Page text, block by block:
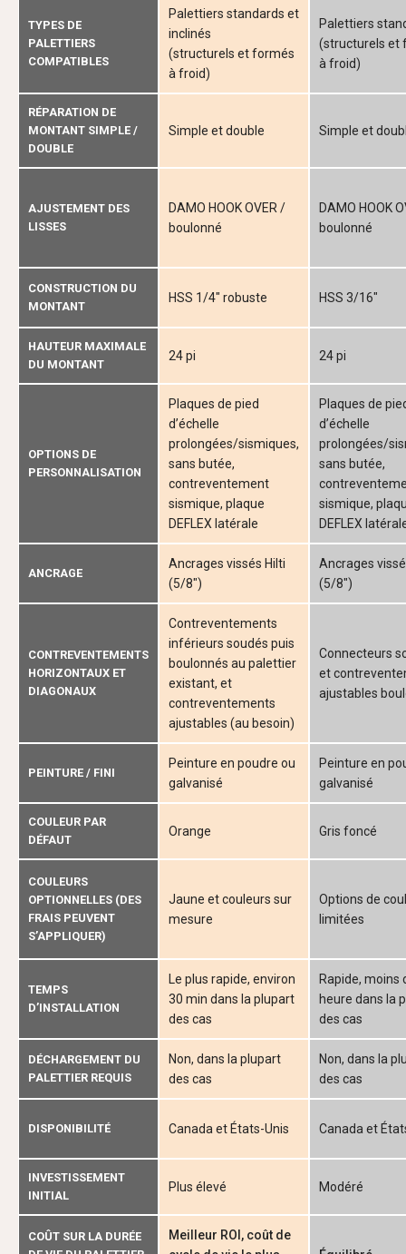
TYPES DE
PALETTIERS
COMPATIBLES
Palettiers standards et
inclinés
(structurels et formés
à froid)
Palettiers
(structurels et
à froid)
RÉPARATION DE
MONTANT SIMPLE /
DOUBLE
Simple et double Simple et
AJUSTEMENT DES
LISSES
DAMO HOOK OVER /
boulonné
DAMO HOOK
boulonné
CONSTRUCTION DU
MONTANT
HSS 1/4" robuste HSS 3/16"
HAUTEUR MAXIMALE
DU MONTANT
24 pi 24 pi
OPTIONS DE
PERSONNALISATION
Plaques de pied
d’échelle
prolongées/sismiques,
sans butée,
contreventement
sismique, plaque
DEFLEX latérale
Plaques de
d’échelle
prolongées/
sans butée,
sismique,
DEFLEX
ANCRAGE
Ancrages vissés Hilti
(5/8")
Ancrages
(5/8")
CONTREVENTEMENTS
HORIZONTAUX ET
DIAGONAUX
Contreventements
inférieurs soudés puis
boulonnés au palettier
existant, et
contreventements
ajustables (au besoin)
Connecteurs
et
ajustables
PEINTURE / FINI
Peinture en poudre ou
galvanisé
Peinture en
galvanisé
COULEUR PAR
DÉFAUT
Orange Gris foncé
COULEURS
OPTIONNELLES (DES
FRAIS PEUVENT
S’APPLIQUER)
Jaune et couleurs sur
mesure
Options de
limitées
TEMPS
D’INSTALLATION
Le plus rapide, environ
30 min dans la plupart
des cas
Rapide, moins
heure dans la
des cas
DÉCHARGEMENT DU
PALETTIER REQUIS
Non, dans la plupart
des cas
Non, dans la
des cas
DISPONIBILITÉ Canada et États-Unis Canada et
INVESTISSEMENT
INITIAL
Plus élevé Modéré
COÛT SUR LA DURÉE
Meilleur ROI, coût de